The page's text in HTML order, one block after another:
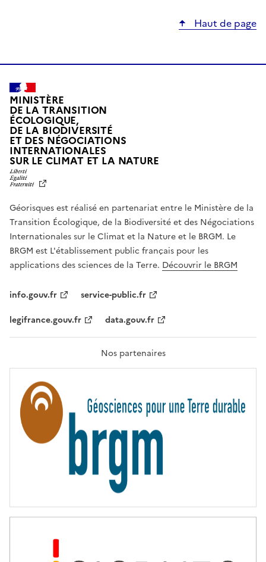
Haut de page
MINISTÈRE
DE LA TRANSITION
ÉCOLOGIQUE,
DE LA BIODIVERSITÉ
ET DES NÉGOCIATIONS
INTERNATIONALES
SUR LE CLIMAT ET LA NATUREL
T
É
,
É
G
A
L
F
A
T
R
T
É
Géorisques est réalisé en partenariat entre le Ministère de la
Transition Écologique, de la Biodiversité et des Négociations
Internationales sur le Climat et la Nature et le BRGM. Le
BRGM est L'établissement public français pour les
applications des sciences de la Terre. Découvrir le BRGM
info.gouv.fr
service-public.fr
legifrance.gouv.fr
data.gouv.fr
Nos partenaires